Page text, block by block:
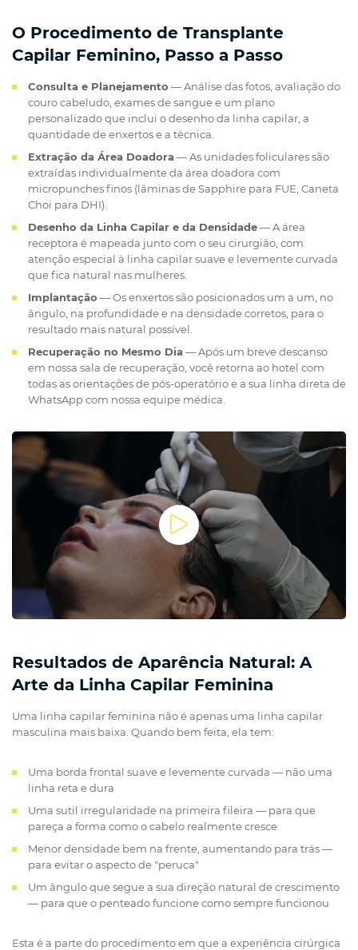
O Procedimento de Transplante
Capilar Feminino, Passo a Passo
Consulta e Planejamento — Análise das fotos, avaliação do
couro cabeludo, exames de sangue e um plano
personalizado que inclui o desenho da linha capilar, a
quantidade de enxertos e a técnica.
Extração da Área Doadora — As unidades foliculares são
extraídas individualmente da área doadora com
micropunches finos (lâminas de Sapphire para FUE, Caneta
Choi para DHI).
Desenho da Linha Capilar e da Densidade— A área
receptora é mapeada junto com o seu cirurgião, com
atenção especial à linha capilar suave e levemente curvada
que fica natural nas mulheres.
Implantação — Os enxertos são posicionados um a um, no
ângulo, na profundidade e na densidade corretos, para o
resultado mais natural possível.
Recuperação no Mesmo Dia — Após um breve descanso
em nossa sala de recuperação, você retorna ao hotel com
todas as orientações de pós-operatório e a sua linha direta de
WhatsApp com nossa equipe médica.
Resultados de Aparência Natural: A
Arte da Linha Capilar Feminina
Uma linha capilar feminina não é apenas uma linha capilar
masculina mais baixa. Quando bem feita, ela tem:
Uma borda frontal suave e levemente curvada — não uma
linha reta e dura
Uma sutil irregularidade na primeira fileira — para que
pareça a forma como o cabelo realmente cresce
Menor densidade bem na frente, aumentando para trás —
para evitar o aspecto de "peruca"
Um ângulo que segue a sua direção natural de crescimento
— para que o penteado funcione como sempre funcionou
Esta é a parte do procedimento em que a experiência cirúrgica